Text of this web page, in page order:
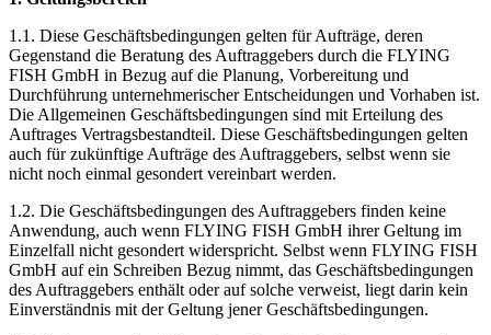
1.1. Diese Geschäftsbedingungen gelten für Aufträge, deren
Gegenstand die Beratung des Auftraggebers durch die FLYING
FISH GmbH in Bezug auf die Planung, Vorbereitung und
Durchführung unternehmerischer Entscheidungen und Vorhaben ist.
Die Allgemeinen Geschäftsbedingungen sind mit Erteilung des
Auftrages Vertragsbestandteil. Diese Geschäftsbedingungen gelten
auch für zukünftige Aufträge des Auftraggebers, selbst wenn sie
nicht noch einmal gesondert vereinbart werden.
1.2. Die Geschäftsbedingungen des Auftraggebers finden keine
Anwendung, auch wenn FLYING FISH GmbH ihrer Geltung im
Einzelfall nicht gesondert widerspricht. Selbst wenn FLYING FISH
GmbH auf ein Schreiben Bezug nimmt, das Geschäftsbedingungen
des Auftraggebers enthält oder auf solche verweist, liegt darin kein
Einverständnis mit der Geltung jener Geschäftsbedingungen.